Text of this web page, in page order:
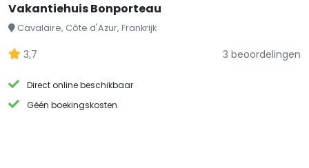
Vakantiehuis Bonporteau
Cavalaire, Côte d'Azur, Frankrijk
3,7 3 beoordelingen
Direct online beschikbaar
Géén boekingskosten